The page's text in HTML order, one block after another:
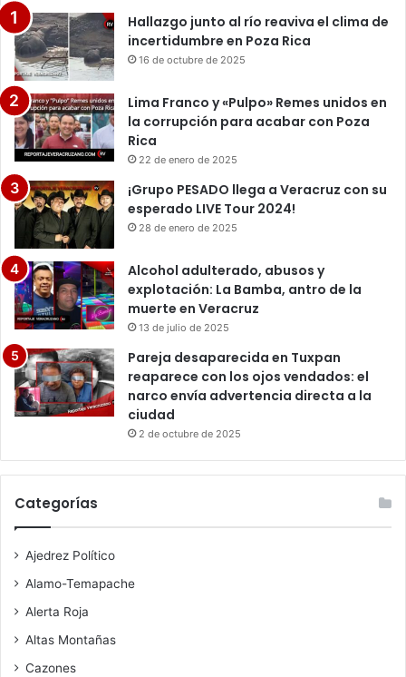
Hallazgo junto al río reaviva el clima de
incertidumbre en Poza Rica
16 de octubre de 2025
Lima Franco y «Pulpo» Remes unidos en
la corrupción para acabar con Poza
Rica
22 de enero de 2025
¡Grupo PESADO llega a Veracruz con su
esperado LIVE Tour 2024!
28 de enero de 2025
Alcohol adulterado, abusos y
explotación: La Bamba, antro de la
muerte en Veracruz
13 de julio de 2025
Pareja desaparecida en Tuxpan
reaparece con los ojos vendados: el
narco envía advertencia directa a la
ciudad
2 de octubre de 2025
Categorías
Ajedrez Político
Alamo-Temapache
Alerta Roja
Altas Montañas
Cazones